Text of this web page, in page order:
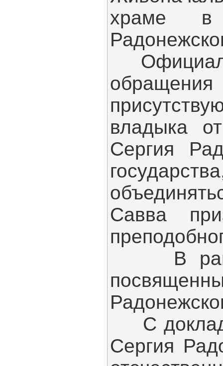
храме в
обращения
владыка
Сергия
Савва
В
С
Сергия